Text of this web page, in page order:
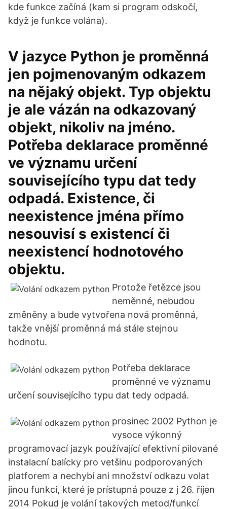
kde funkce začíná (kam si program odskočí,
když je funkce volána).
V jazyce Python je proměnná
jen pojmenovaným odkazem
na nějaký objekt. Typ objektu
je ale vázán na odkazovaný
objekt, nikoliv na jméno.
Potřeba deklarace proměnné
ve významu určení
souvisejícího typu dat tedy
odpadá. Existence, či
neexistence jména přímo
nesouvisí s existencí či
neexistencí hodnotového
objektu.
Protože řetězce jsou
neměnné, nebudou
změněny a bude vytvořena nová proměnná,
takže vnější proměnná má stále stejnou
hodnotu.
Potřeba deklarace
proměnné ve významu
určení souvisejícího typu dat tedy odpadá.
prosinec 2002 Python je
vysoce výkonný
programovací jazyk používající efektivní pilované
instalacní balícky pro vetšinu podporovaných
platforem a nechybí ani množství odkazu volat
jinou funkci, které je prístupná pouze z j 26. říjen
2014 Pokud je volání takových metod/funkcí